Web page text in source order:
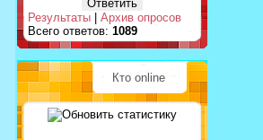
Результаты
Архив опросов
Всего ответов: 1089
Кто online